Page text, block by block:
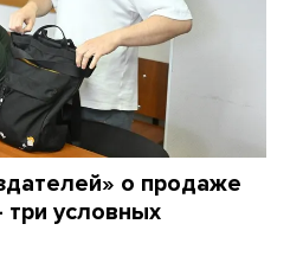
о продаже
условных